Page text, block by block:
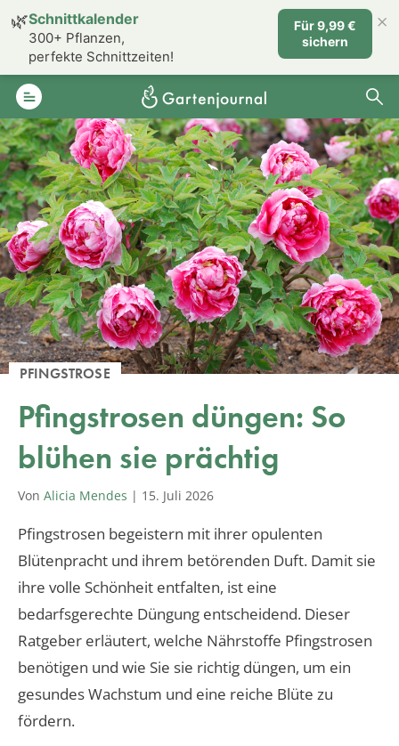
PFINGSTROSE
Pfingstrosen düngen: So
blühen sie prächtig
Von Alicia Mendes | 15. Juli 2026
Pfingstrosen begeistern mit ihrer opulenten
Blütenpracht und ihrem betörenden Duft. Damit sie
ihre volle Schönheit entfalten, ist eine
bedarfsgerechte Düngung entscheidend. Dieser
Ratgeber erläutert, welche Nährstoffe Pfingstrosen
benötigen und wie Sie sie richtig düngen, um ein
gesundes Wachstum und eine reiche Blüte zu
fördern.
🌿Schnittkalender
300+ Pflanzen,
perfekte Schnittzeiten!
Für 9,99 €
sichern
×